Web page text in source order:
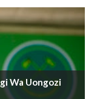
Wa Uongozi